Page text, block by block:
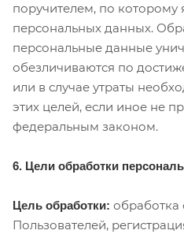
поручителем, по которому
персональных данных.
персональные данные
обезличиваются по
или в случае утраты
этих целей, если иное не
федеральным законом.
6. Цели обработки
Цель обработки: обработка
Пользователей,